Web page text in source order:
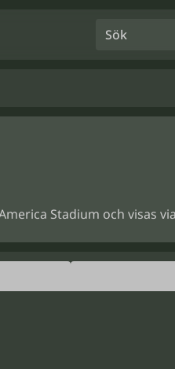
Stadium och visas